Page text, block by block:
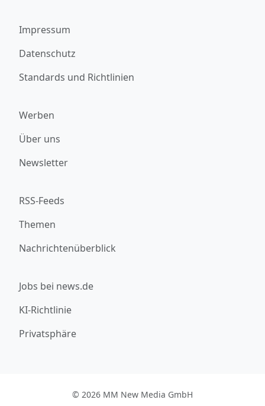
Impressum
Datenschutz
Standards und Richtlinien
Werben
Über uns
Newsletter
RSS-Feeds
Themen
Nachrichtenüberblick
Jobs bei news.de
KI-Richtlinie
Privatsphäre
© 2026 MM New Media GmbH